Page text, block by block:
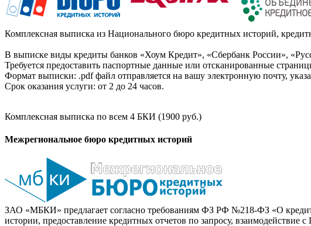
Комплексная выписка из Национального бюро кредитных историй,
В выписке виды кредиты банков «Хоум Кредит», «Сбербанк России»,
Требуется предоставить паспортные данные или отсканированные
Формат выписки: .pdf файл отправляется на вашу электронную почту,
Срок оказания услуги: от 2 до 24 часов.
Комплексная выписка по всем 4 БКИ (1900 руб.)
Межрегиональное бюро кредитных историй
ЗАО «МБКИ» предлагает согласно требованиям ФЗ РФ №218-ФЗ «О
истории, предоставление кредитных отчетов по запросу,